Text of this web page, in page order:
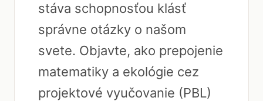
stáva schopnosťou klásť
správne otázky o našom
svete. Objavte, ako prepojenie
matematiky a ekológie cez
projektové vyučovanie (PBL)